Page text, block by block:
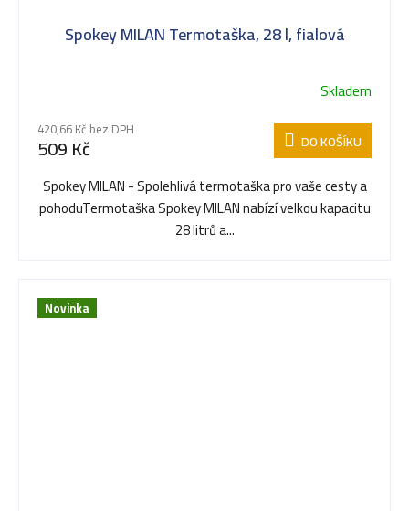
Spokey MILAN Termotaška, 28 l, fialová
Skladem
420,66 Kč bez DPH
509 Kč DO KOŠÍKU
Spokey MILAN - Spolehlivá termotaška pro vaše cesty a
pohoduTermotaška Spokey MILAN nabízí velkou kapacitu
28 litrů a...
Novinka